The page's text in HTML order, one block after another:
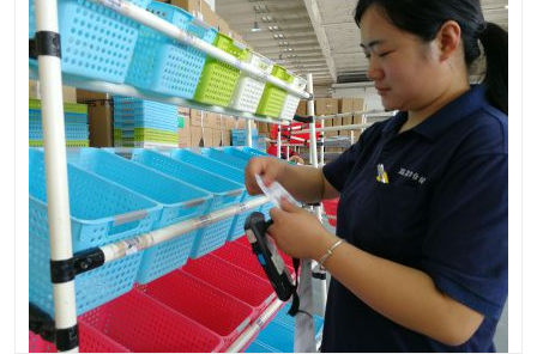
上海仓储配送 上海仓库外包
上海仓库代运营 上海托管仓库
上海第三方仓储 上海仓储服务
仓储 上海电商代发货仓库
上海托管仓库